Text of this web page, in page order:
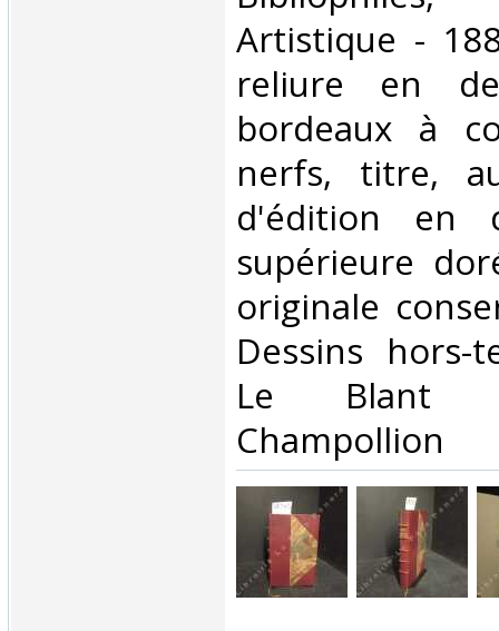
Artistique -
reliure en
bordeaux à
nerfs, titre,
d'édition en
supérieure
originale
Dessins hors-
Le Blant
Champollion‎